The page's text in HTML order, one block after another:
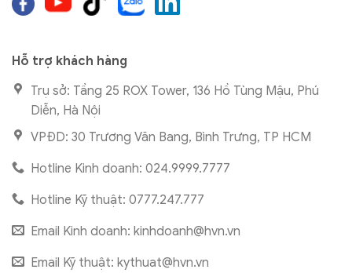
Hỗ trợ khách hàng
Trụ sở: Tầng 25 ROX Tower, 136 Hồ Tùng Mậu, Phú
Diễn, Hà Nội
VPĐD: 30 Trương Văn Bang, Bình Trưng, TP HCM
Hotline Kinh doanh: 024.9999.7777
Hotline Kỹ thuật: 0777.247.777
Email Kinh doanh: kinhdoanh@hvn.vn
Email Kỹ thuật: kythuat@hvn.vn